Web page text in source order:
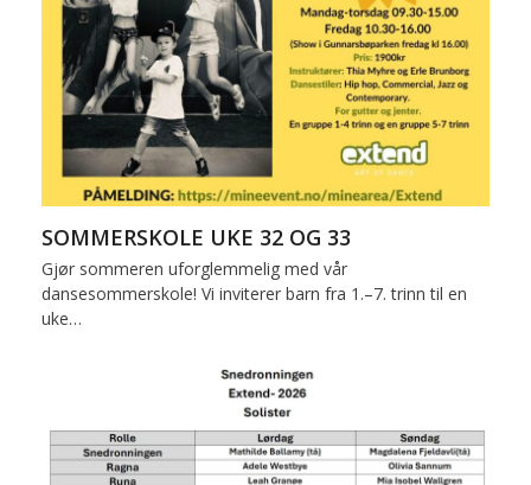
SOMMERSKOLE UKE 32 OG 33
Gjør sommeren uforglemmelig med vår
dansesommerskole! Vi inviterer barn fra 1.–7. trinn til en
uke…